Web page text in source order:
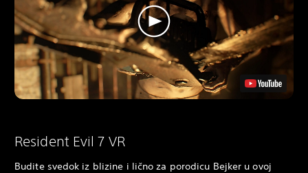
Resident Evil 7 VR
Budite svedok iz blizine i lično za porodicu Bejker u ovoj